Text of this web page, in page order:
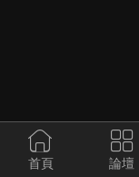
首頁 論壇